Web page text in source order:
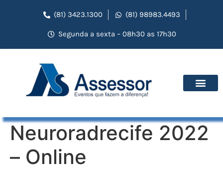
(81) 3423.1300 (81) 98983.4493
Segunda a sexta – 08h30 as 17h30
Neuroradrecife 2022
– Online